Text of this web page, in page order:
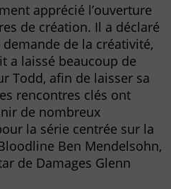
apprécié l’ouverture
de création. Il a déclaré
demande de la créativité,
a laissé beaucoup de
Todd, afin de laisser sa
rencontres clés ont
de nombreux
la série centrée sur la
Ben Mendelsohn,
de Damages Glenn